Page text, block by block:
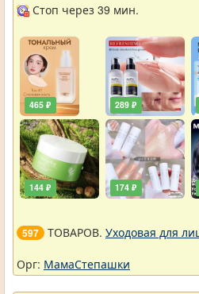
Стоп через 39 мин.
465 ₽
144 ₽
289 ₽
174 ₽
597 ТОВАРОВ. Уходовая для
Орг: МамаСтепашки